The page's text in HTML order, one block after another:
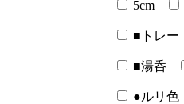
5cm
■トレー
■湯呑
●ルリ色